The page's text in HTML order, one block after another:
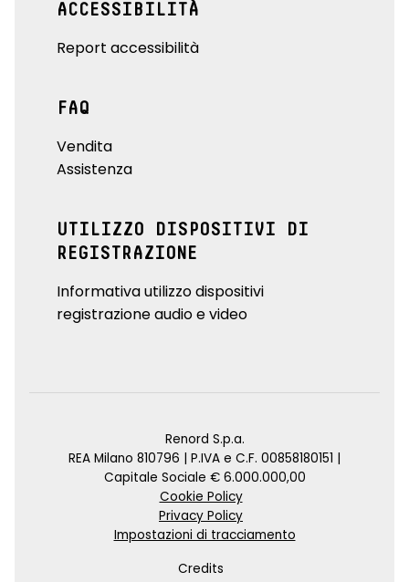
ACCESSIBILITÀ
Report accessibilità
FAQ
Vendita
Assistenza
UTILIZZO DISPOSITIVI DI
REGISTRAZIONE
Informativa utilizzo dispositivi
registrazione audio e video
Renord S.p.a.
REA Milano 810796 | P.IVA e C.F. 00858180151 |
Capitale Sociale € 6.000.000,00
Cookie Policy
Privacy Policy
Impostazioni di tracciamento
Credits